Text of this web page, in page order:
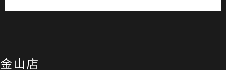
金山店